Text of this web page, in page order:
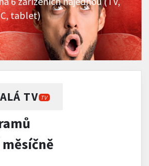
tablet)
TV TV
měsíčně